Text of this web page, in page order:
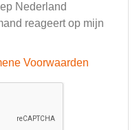
Nederland
reageert op mijn
Voorwaarden